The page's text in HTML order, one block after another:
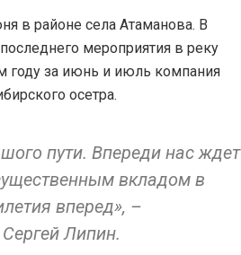
в районе села Атаманова. В
мероприятия в реку
году за июнь и июль компания
осетра.
пути. Впереди нас ждет
вкладом в
вперед», –
Липин.